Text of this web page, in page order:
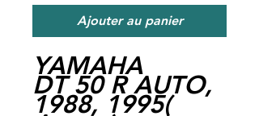
Ajouter au panier
YAMAHA
DT 50 R AUTO,
1988, 1995(